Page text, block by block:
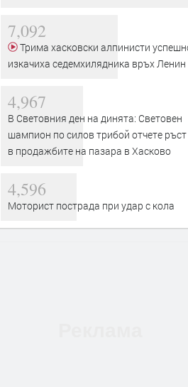
е
7,092
Трима хасковски алпинисти
изкачиха седемхилядника връх Ленин
4,967
В Световния ден на динята: Световен
шампион по силов трибой отчете ръст
в продажбите на пазара в Хасково
4,596
Моторист пострада при удар с кола